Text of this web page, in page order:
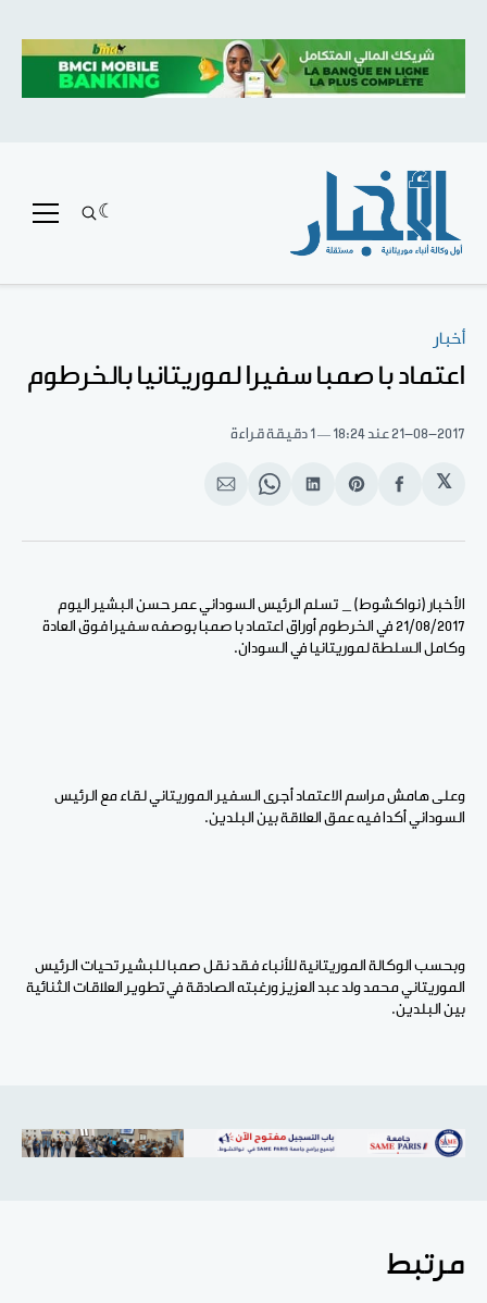
أخبار
اعتماد با صمبا سفيرا لموريتانيا بالخرطوم
21-08-2017عند 18:24 1 دقيقة قراءة
𝕏
انشر
الفيسبوك
Share
Pinterest
انشر
لينكد
Share
WhatsApp
انشر
الإيميل
الأخبار (نواكشوط) _ تسلم الرئيس السوداني عمر حسن البشير اليوم
21/08/2017 في الخرطوم أوراق اعتماد با صمبا بوصفه سفيرا فوق العادة
وكامل السلطة لموريتانيا في السودان.
وعلى هامش مراسم الاعتماد أجرى السفير الموريتاني لقاء مع الرئيس
السوداني أكدا فيه عمق العلاقة بين البلدين.
وبحسب الوكالة الموريتانية للأنباء فقد نقل صمبا للبشير تحيات الرئيس
الموريتاني محمد ولد عبد العزيز ورغبته الصادقة في تطوير العلاقات الثنائية
بين البلدين.
مرتبط